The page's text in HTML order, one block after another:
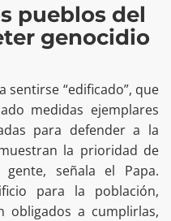
pueblos del
genocidio
sentirse “edificado”, que
medidas ejemplares
para defender a la
la prioridad de
señala el Papa.
para la población,
obligados a cumplirlas,